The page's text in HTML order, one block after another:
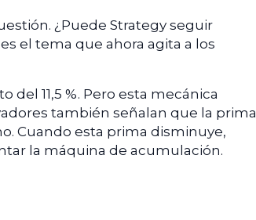
¿Puede Strategy seguir
el tema que ahora agita a los
11,5 %. Pero esta mecánica
también señalan que la prima
Cuando esta prima disminuye,
la máquina de acumulación.